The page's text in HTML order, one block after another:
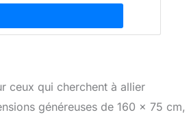
ceux qui cherchent à allier
généreuses de 160 x 75 cm,